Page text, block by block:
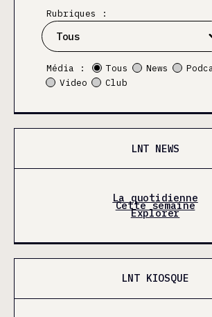
Rubriques :
Média : Tous News
Video
Club
LNT NEWS
La quotidienne
Cette semaine
Explorer
LNT KIOSQUE